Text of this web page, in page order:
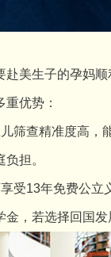
生子的孕妈顺
优势：
查精准度高，
担。
13年免费公立
，若选择回国